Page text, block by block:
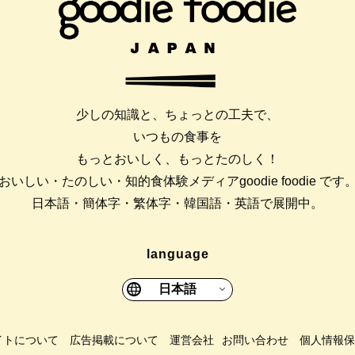
少しの知識と、ちょっとの工夫で、
いつもの食事を
もっとおいしく、もっとたのしく！
いしい・たのしい・知的食体験メディアgoodie foodie です。
日本語・簡体字・繁体字・韓国語・英語で展開中。
language
日本語
について 広告掲載について 運営会社 お問い合わせ 個人情報